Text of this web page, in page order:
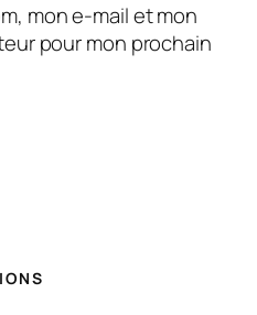
mon e-mail et mon
pour mon prochain